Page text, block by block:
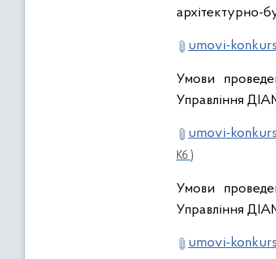
архітектурно-
umovi-
Умови
Управління
umovi-
Кб )
Умови
Управління
umovi-